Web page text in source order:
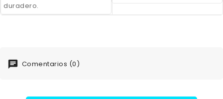
duradero.
Comentarios (0)